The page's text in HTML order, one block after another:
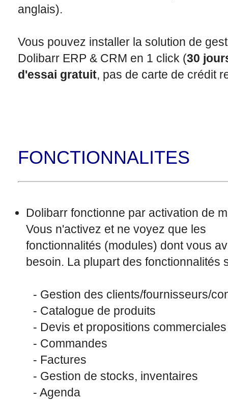
anglais).
Vous pouvez installer la solution de
Dolibarr ERP & CRM en 1 click (30
d'essai gratuit, pas de carte de crédit
FONCTIONNALITES
Dolibarr fonctionne par activation de
Vous n'activez et ne voyez que les
fonctionnalités (modules) dont vous
besoin. La plupart des fonctionnalités
- Gestion des clients/fournisseurs/
- Catalogue de produits
- Devis et propositions commerciales
- Commandes
- Factures
- Gestion de stocks, inventaires
- Agenda